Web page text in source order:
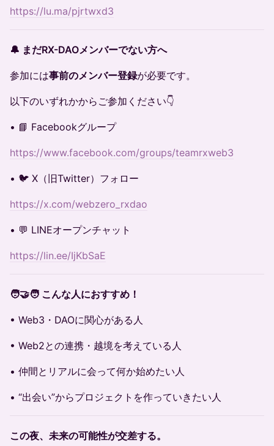
https://lu.ma/pjrtwxd3
🔔 まだRX-DAOメンバーでない方へ
参加には事前のメンバー登録が必要です。
以下のいずれかからご参加ください👇
• 📘 Facebookグループ
https://www.facebook.com/groups/teamrxweb3
• 🐦 X（旧Twitter）フォロー
https://x.com/webzero_rxdao
• 💬 LINEオープンチャット
https://lin.ee/IjKbSaE
🧑‍🤝‍🧑 こんな人におすすめ！
• Web3・DAOに関心がある人
• Web2との連携・越境を考えている人
• 仲間とリアルに会って何か始めたい人
• “出会い”からプロジェクトを作っていきたい人
この夜、未来の可能性が交差する。